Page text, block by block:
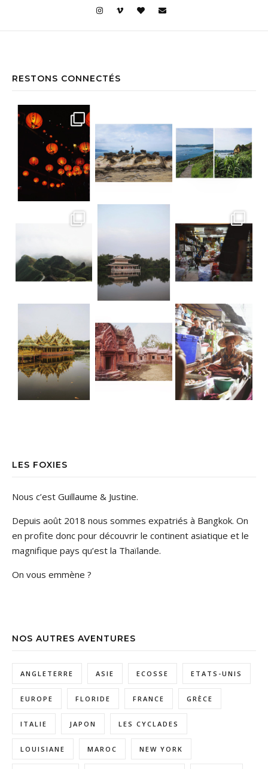
RESTONS CONNECTÉS
LES FOXIES
Nous c’est Guillaume & Justine.
Depuis août 2018 nous sommes expatriés à Bangkok. On
en profite donc pour découvrir le continent asiatique et le
magnifique pays qu’est la Thaïlande.
On vous emmène ?
NOS AUTRES AVENTURES
ANGLETERRE ASIE ECOSSE ETATS-UNIS
EUROPE FLORIDE FRANCE GRÈCE
ITALIE JAPON LES CYCLADES
LOUISIANE MAROC NEW YORK